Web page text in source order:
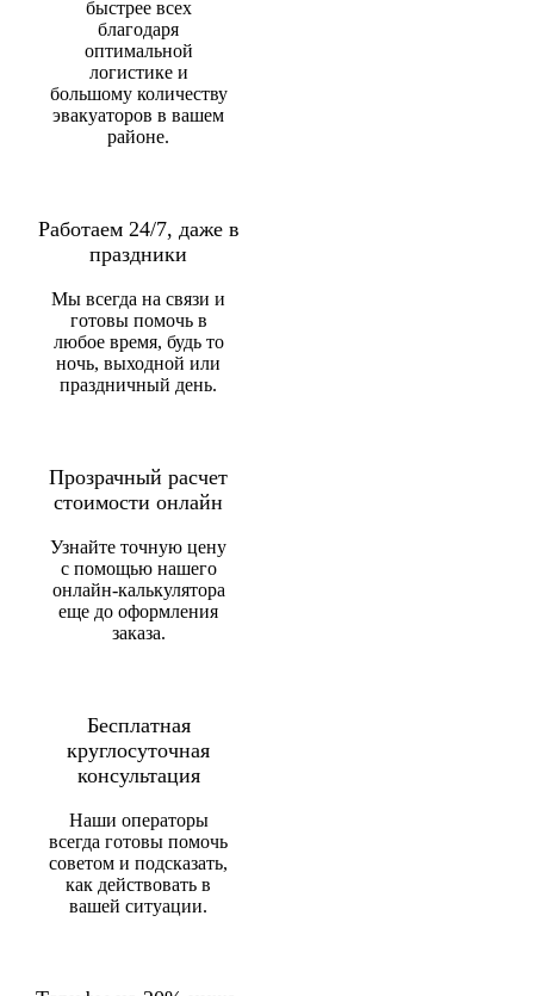
быстрее всех
благодаря
оптимальной
логистике и
большому количеству
эвакуаторов в вашем
районе.
Работаем 24/7, даже в
праздники
Мы всегда на связи и
готовы помочь в
любое время, будь то
ночь, выходной или
праздничный день.
Прозрачный расчет
стоимости онлайн
Узнайте точную цену
с помощью нашего
онлайн-калькулятора
еще до оформления
заказа.
Бесплатная
круглосуточная
консультация
Наши операторы
всегда готовы помочь
советом и подсказать,
как действовать в
вашей ситуации.